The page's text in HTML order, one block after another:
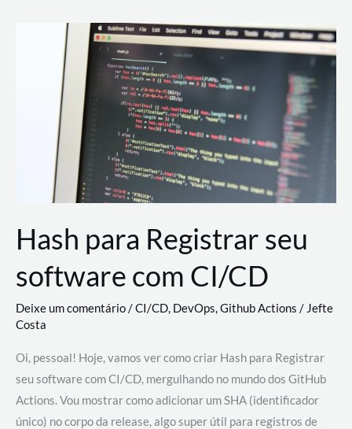
revolucionando
desenvolvimento
Hash para Registrar seu
software com CI/CD
Deixe um comentário/CI/CD, DevOps,Github Actions /Jefte
Costa
Oi, pessoal! Hoje, vamos ver como criar Hash para Registrar
seu software com CI/CD, mergulhando no mundo dos GitHub
Actions. Vou mostrar como adicionar um SHA (identificador
único) no corpo da release, algo super útil para registros de